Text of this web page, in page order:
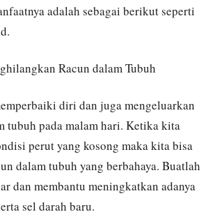
adalah sebagai berikut seperti
Racun dalam Tubuh
diri dan juga mengeluarkan
tubuh pada malam hari. Ketika kita
perut yang kosong maka kita bisa
dalam tubuh yang berbahaya. Buatlah
dan membantu meningkatkan adanya
sel darah baru.